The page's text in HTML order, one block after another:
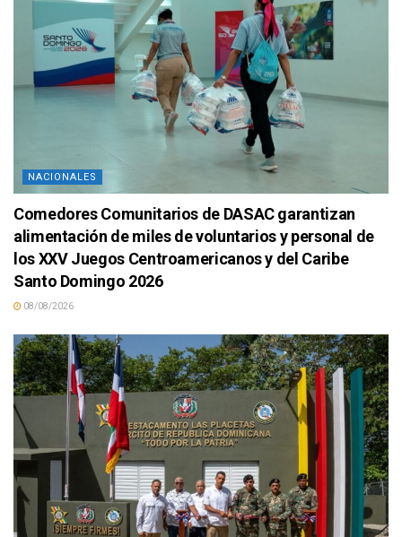
NACIONALES
Comedores Comunitarios de DASAC garantizan
alimentación de miles de voluntarios y personal de
los XXV Juegos Centroamericanos y del Caribe
Santo Domingo 2026
08/08/2026